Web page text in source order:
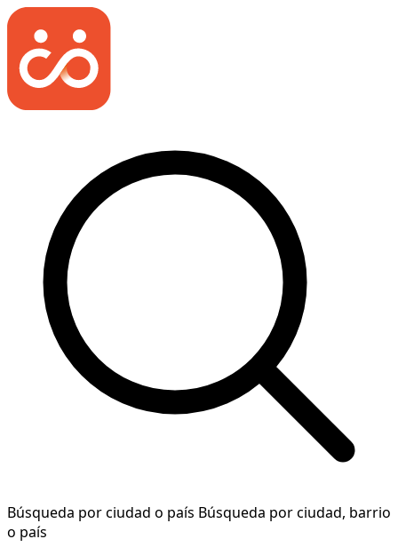
Búsqueda por ciudad o país Búsqueda por ciudad, barrio
o país